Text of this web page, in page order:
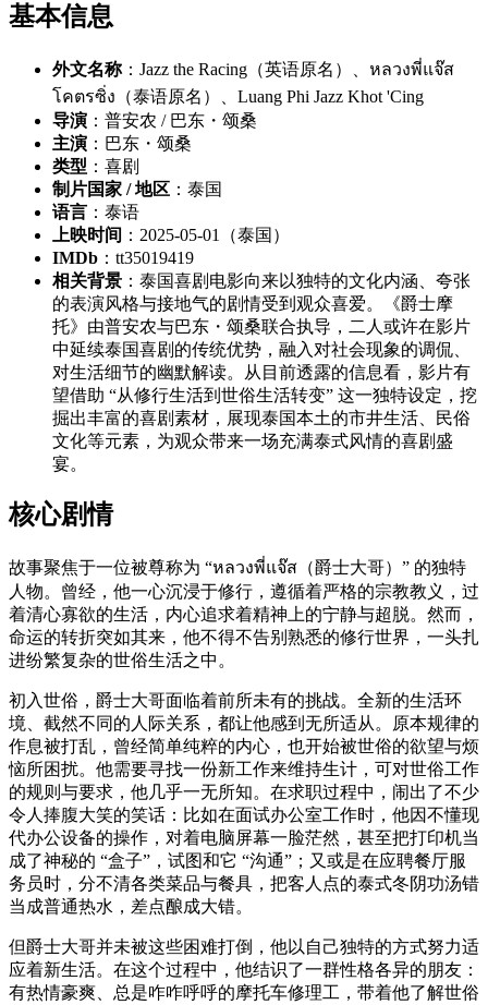
基本信息
外文名称：Jazz the Racing（英语原名）、หลวงพี่แจ๊ส
โคตรซิ่ง（泰语原名）、Luang Phi Jazz Khot 'Cing
导演 ：普安农 / 巴东・颂桑
主演 ：巴东・颂桑
类型 ：喜剧
制片国家 / 地区 ：泰国
语言 ：泰语
上映时间 ：2025-05-01（泰国）
IMDb ：tt35019419
相关背景 ：泰国喜剧电影向来以独特的文化内涵、夸张
的表演风格与接地气的剧情受到观众喜爱。《爵士摩
托》由普安农与巴东・颂桑联合执导，二人或许在影片
中延续泰国喜剧的传统优势，融入对社会现象的调侃、
对生活细节的幽默解读。从目前透露的信息看，影片有
望借助 “从修行生活到世俗生活转变” 这一独特设定，挖
掘出丰富的喜剧素材，展现泰国本土的市井生活、民俗
文化等元素，为观众带来一场充满泰式风情的喜剧盛
宴。
核心剧情
故事聚焦于一位被尊称为 “หลวงพี่แจ๊ส（爵士大哥）” 的独特
人物。曾经，他一心沉浸于修行，遵循着严格的宗教教义，过
着清心寡欲的生活，内心追求着精神上的宁静与超脱。然而，
命运的转折突如其来，他不得不告别熟悉的修行世界，一头扎
进纷繁复杂的世俗生活之中。
初入世俗，爵士大哥面临着前所未有的挑战。全新的生活环
境、截然不同的人际关系，都让他感到无所适从。原本规律的
作息被打乱，曾经简单纯粹的内心，也开始被世俗的欲望与烦
恼所困扰。他需要寻找一份新工作来维持生计，可对世俗工作
的规则与要求，他几乎一无所知。在求职过程中，闹出了不少
令人捧腹大笑的笑话：比如在面试办公室工作时，他因不懂现
代办公设备的操作，对着电脑屏幕一脸茫然，甚至把打印机当
成了神秘的 “盒子”，试图和它 “沟通”；又或是在应聘餐厅服
务员时，分不清各类菜品与餐具，把客人点的泰式冬阴功汤错
当成普通热水，差点酿成大错。
但爵士大哥并未被这些困难打倒，他以自己独特的方式努力适
应着新生活。在这个过程中，他结识了一群性格各异的朋友：
有热情豪爽、总是咋咋呼呼的摩托车修理工，带着他了解世俗